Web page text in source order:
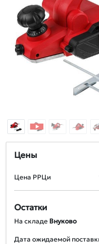
Цены
Цена РРЦи
Остатки
На складе Внуково
Дата ожидаемой